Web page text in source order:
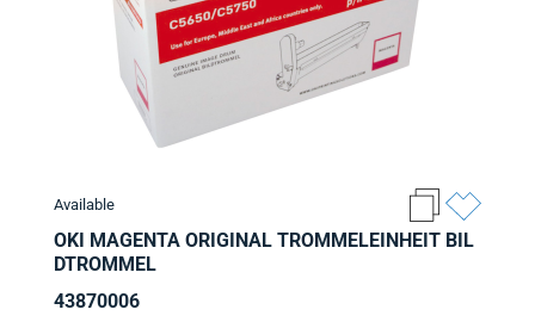
Available
OKI MAGENTA ORIGINAL TROMMELEINHEIT BIL
DTROMMEL
43870006